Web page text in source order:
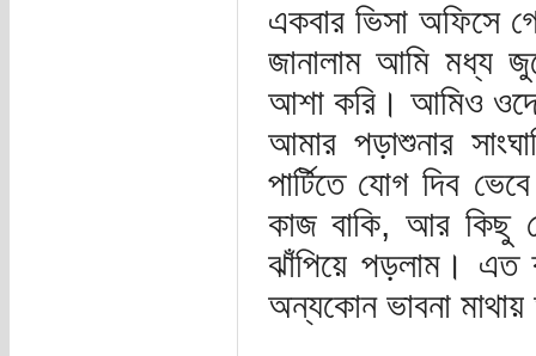
একবার ভিসা অফিসে
জানালাম আমি মধ্য
আশা করি। আমিও
আমার পড়াশুনার
পার্টিতে যোগ দিব
কাজ বাকি, আর কিছু
ঝাঁপিয়ে পড়লাম। এত
অন্যকোন ভাবনা